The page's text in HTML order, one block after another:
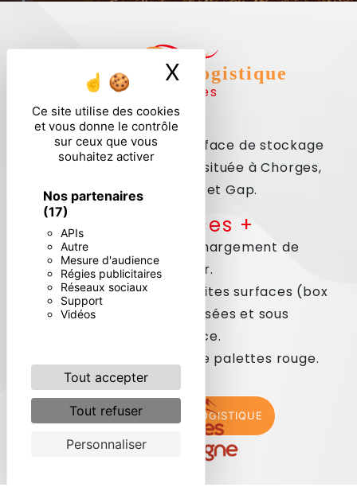
Ce site utilise des cookies
et vous donne le contrôle
sur ceux que vous
souhaitez activer
Nos partenaires
(17)
APIs
Autre
Mesure d'audience
Régies publicitaires
Réseaux sociaux
Support
Vidéos
Tout accepter
Tout refuser
Personnaliser
X Masquer le
Entrepôt & Logistique
à Chorges
Nous disposons d’une surface de stockage
et logistique de 5000m2 située à Chorges,
La Batie-Neuve et Gap.
Les services +
· Chargement et déchargement de
container.
· Mise à disposition de petites surfaces (box
de stockage) sécurisées et sous
surveillance.
· Stockage et collecte de palettes rouge.
J'OPTE POUR LA LOGISTIQUE